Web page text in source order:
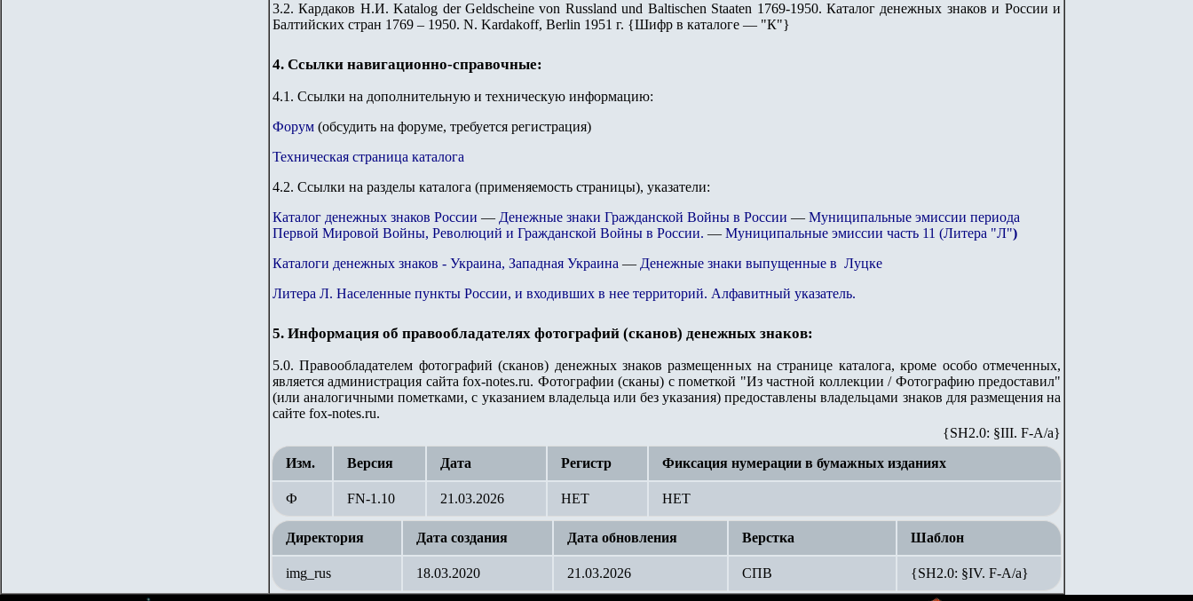
3.2. Кардаков Н.И. Katalog der Geldscheine von Russland und Baltischen Staaten 1769-1950. Каталог денежных знаков и России и
Балтийских стран 1769 – 1950. N. Kardakoff, Berlin 1951 г. {Шифр в каталоге — "К"}
4. Ссылки навигационно-справочные:
4.1. Ссылки на дополнительную и техническую информацию:
Форум (обсудить на форуме, требуется регистрация)
Техническая страница каталога
4.2. Ссылки на разделы каталога (применяемость страницы), указатели:
Каталог денежных знаков России — Денежные знаки Гражданской Войны в России — Муниципальные эмиссии периода
Первой Мировой Войны, Революций и Гражданской Войны в России. — Муниципальные эмиссии часть 11 (Литера "Л")
Каталоги денежных знаков - Украина, Западная Украина — Денежные знаки выпущенные в Луцке
Литера Л. Населенные пункты России, и входивших в нее территорий. Алфавитный указатель.
5. Информация об правообладателях фотографий (сканов) денежных знаков:
5.0. Правообладателем фотографий (сканов) денежных знаков размещенных на странице каталога, кроме особо отмеченных,
является администрация сайта fox-notes.ru. Фотографии (сканы) с пометкой "Из частной коллекции / Фотографию предоставил"
(или аналогичными пометками, с указанием владельца или без указания) предоставлены владельцами знаков для размещения на
сайте fox-notes.ru.
{SH2.0: §III. F-A/а}
Изм.
Версия Дата Регистр Фиксация нумерации в бумажных изданиях
Ф FN-1.10 21.03.2026 НЕТ НЕТ
Директория Дата создания Дата обновления Верстка Шаблон
img_rus 18.03.2020 21.03.2026 СПВ {SH2.0: §IV. F-А/а}